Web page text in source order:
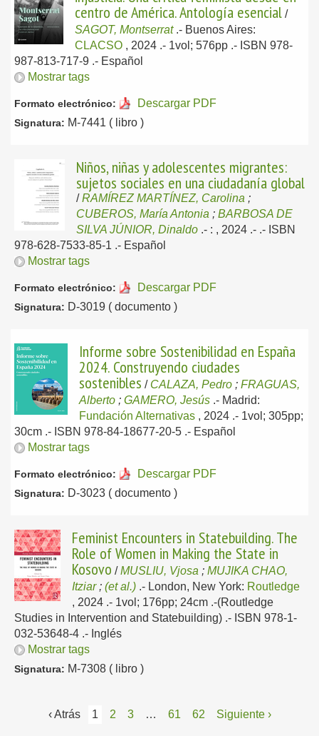
centro de América. Antología esencial /
SAGOT, Montserrat .- Buenos Aires:
CLACSO , 2024 .- 1vol; 576pp .- ISBN 978-
987-813-717-9 .- Español
Mostrar tags
Formato electrónico: Descargar PDF
Signatura: M-7441 ( libro )
Niños, niñas y adolescentes migrantes:
sujetos sociales en una ciudadanía global
/RAMÍREZ MARTÍNEZ, Carolina ;
CUBEROS, María Antonia ; BARBOSA DE
SILVA JÚNIOR, Dinaldo .- : , 2024 .- .- ISBN
978-628-7533-85-1 .- Español
Mostrar tags
Formato electrónico: Descargar PDF
Signatura: D-3019 ( documento )
Informe sobre Sostenibilidad en España
2024. Construyendo ciudades
sostenibles / CALAZA, Pedro ; FRAGUAS,
Alberto ; GAMERO, Jesús .- Madrid:
Fundación Alternativas , 2024 .- 1vol; 305pp;
30cm .- ISBN 978-84-18677-20-5 .- Español
Mostrar tags
Formato electrónico: Descargar PDF
Signatura: D-3023 ( documento )
Feminist Encounters in Statebuilding. The
Role of Women in Making the State in
Kosovo /MUSLIU, Vjosa ; MUJIKA CHAO,
Itziar; (et al.) .- London, New York: Routledge
, 2024 .- 1vol; 176pp; 24cm .-(Routledge
Studies in Intervention and Statebuilding) .- ISBN 978-1-
032-53648-4 .- Inglés
Mostrar tags
Signatura: M-7308 ( libro )
‹ Atrás 1 2 3 … 61 62 Siguiente ›